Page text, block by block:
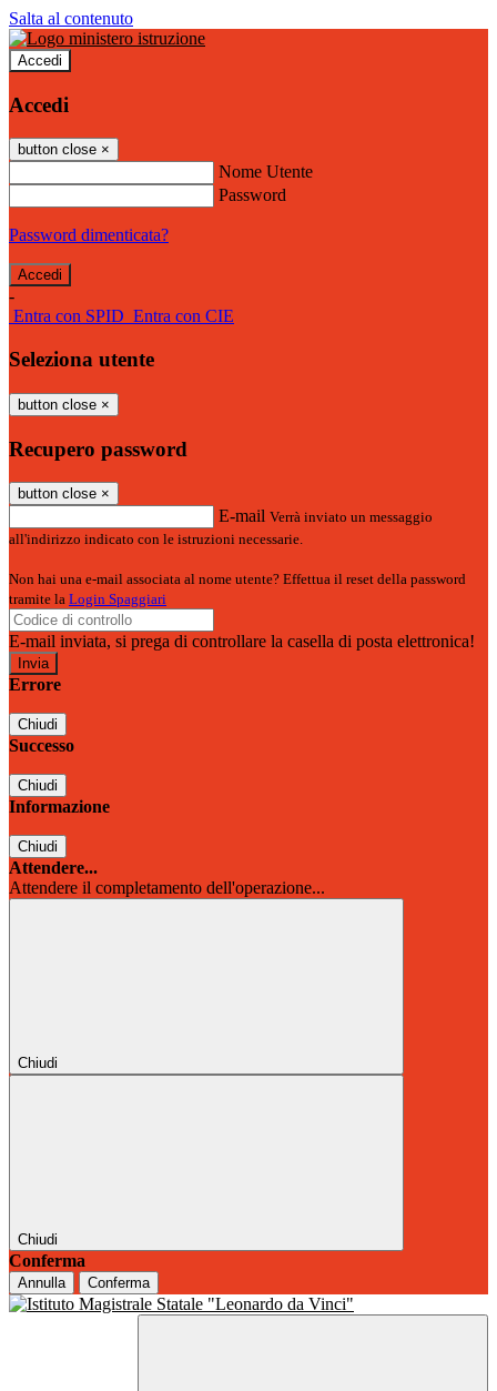
Salta al contenuto
Accedi
Accedi
button close ×
Nome Utente
Password
Password dimenticata?
-
Entra con SPID Entra con CIE
Seleziona utente
button close ×
Recupero password
button close ×
E-mail Verrà inviato un messaggio
all'indirizzo indicato con le istruzioni necessarie.
Non hai una e-mail associata al nome utente? Effettua il reset della password
tramite la Login Spaggiari
E-mail inviata, si prega di controllare la casella di posta elettronica!
Errore
Chiudi
Successo
Chiudi
Informazione
Chiudi
Attendere...
Attendere il completamento dell'operazione...
Chiudi
Chiudi
Conferma
Annulla Conferma